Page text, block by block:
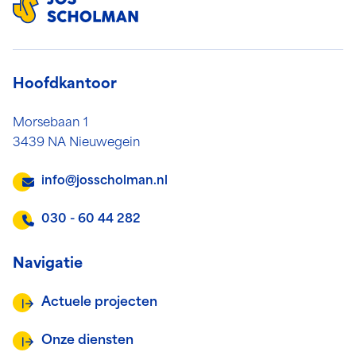
Hoofdkantoor
Morsebaan 1
3439 NA Nieuwegein
info@josscholman.nl
030 - 60 44 282
Navigatie
Actuele projecten
Onze diensten